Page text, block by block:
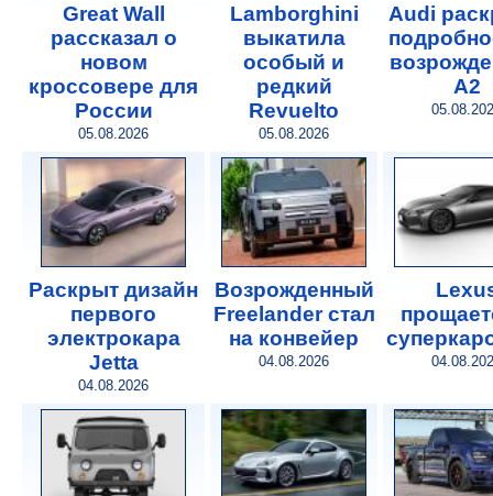
Great Wall
рассказал о
новом
кроссовере для
России
05.08.2026
Lamborghini
выкатила
особый и
редкий
Revuelto
05.08.2026
Audi
A2
Раскрыт дизайн
первого
электрокара
Jetta
04.08.2026
Возрожденный
Freelander стал
на конвейер
04.08.2026